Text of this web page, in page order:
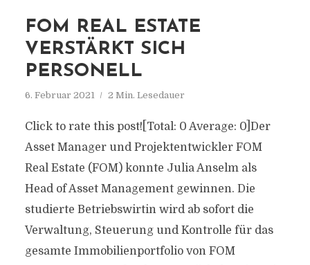
FOM REAL ESTATE
VERSTÄRKT SICH
PERSONELL
6. Februar 2021 2 Min. Lesedauer
Click to rate this post![Total: 0 Average: 0]Der
Asset Manager und Projektentwickler FOM
Real Estate (FOM) konnte Julia Anselm als
Head of Asset Management gewinnen. Die
studierte Betriebswirtin wird ab sofort die
Verwaltung, Steuerung und Kontrolle für das
gesamte Immobilienportfolio von FOM